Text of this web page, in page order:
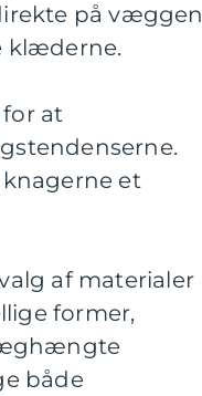
på væggen
klæderne.
at
et
af materialer
former,
både